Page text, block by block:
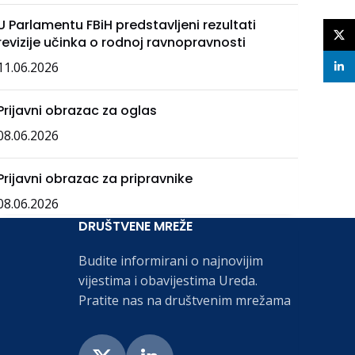
Parlamentu FBiH predstavljeni rezultati
učinka o rodnoj ravnopravnosti
obrazac za oglas
obrazac za pripravnike
DRUŠTVENE MREŽE
Budite informirani o najnovijim
vijestima i obavijestima Ureda.
Pratite nas na društvenim mrežama